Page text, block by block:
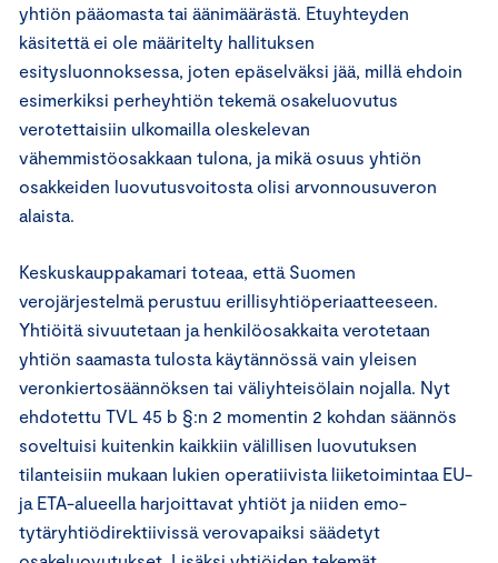
yhtiön pääomasta tai äänimäärästä. Etuyhteyden
käsitettä ei ole määritelty hallituksen
esitysluonnoksessa, joten epäselväksi jää, millä ehdoin
esimerkiksi perheyhtiön tekemä osakeluovutus
verotettaisiin ulkomailla oleskelevan
vähemmistöosakkaan tulona, ja mikä osuus yhtiön
osakkeiden luovutusvoitosta olisi arvonnousuveron
alaista.
Keskuskauppakamari toteaa, että Suomen
verojärjestelmä perustuu erillisyhtiöperiaatteeseen.
Yhtiöitä sivuutetaan ja henkilöosakkaita verotetaan
yhtiön saamasta tulosta käytännössä vain yleisen
veronkiertosäännöksen tai väliyhteisölain nojalla. Nyt
ehdotettu TVL 45 b §:n 2 momentin 2 kohdan säännös
soveltuisi kuitenkin kaikkiin välillisen luovutuksen
tilanteisiin mukaan lukien operatiivista liiketoimintaa EU-
ja ETA-alueella harjoittavat yhtiöt ja niiden emo-
tytäryhtiödirektiivissä verovapaiksi säädetyt